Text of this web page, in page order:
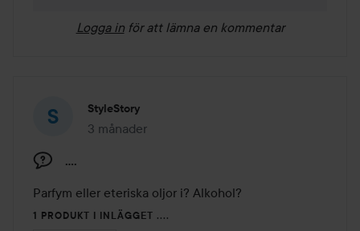
Logga in för att lämna en kommentar
StyleStory
3 månader
Inlägget skapades 3 månader
....
Parfym eller eteriska oljor i? Alkohol?
1 PRODUKT I INLÄGGET ....